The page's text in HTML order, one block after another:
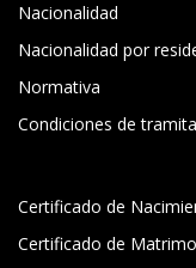
Nacionalidad
Nacionalidad por
Normativa
Condiciones de
Certificado de
Certificado de